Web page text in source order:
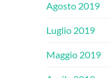
Agosto 2019
Luglio 2019
Maggio 2019